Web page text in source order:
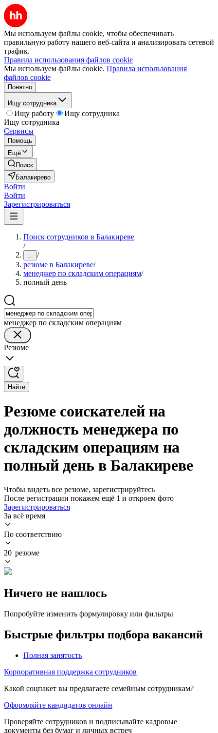
Мы используем файлы cookie, чтобы обеспечивать
правильную работу нашего веб-сайта и анализировать сетевой
трафик.
Правила использования файлов cookie
Мы используем файлы cookie. Правила использования
файлов cookie
Понятно
Ищу сотрудника
Ищу работу
Ищу сотрудника
Ищу сотрудника
Сервисы
Помощь
Ещё
Поиск
Балакирево
Войти
Войти
Зарегистрироваться
Поиск сотрудников в Балакиреве
/
... /
резюме в Балакиреве/
менеджер по складским операциям/
полный день
менеджер по складским операциям
Резюме
Найти
Резюме соискателей на
должность менеджера по
складским операциям на
полный день в Балакиреве
Чтобы видеть все резюме, зарегистрируйтесь
После регистрации покажем ещё 1 и откроем фото
Зарегистрироваться
За всё время
По соответствию
20 резюме
Ничего не нашлось
Попробуйте изменить формулировку или фильтры
Быстрые фильтры подбора вакансий
Полная занятость
Корпоративная поддержка сотрудников
Какой соцпакет вы предлагаете семейным сотрудникам?
Оформляйте кандидатов онлайн
Проверяйте сотрудников и подписывайте кадровые
документы без бумаг и личных встреч